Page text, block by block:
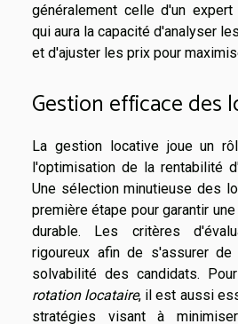
généralement celle d'un
qui aura la capacité d'analyser
et d'ajuster les prix pour
Gestion efficace des
La gestion locative joue un
l'optimisation de la rentabilité
Une sélection minutieuse des
première étape pour garantir
durable. Les critères
rigoureux afin de s'assurer
solvabilité des candidats.
rotation locataire, il est aussi
stratégies visant à